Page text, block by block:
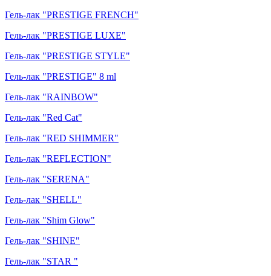
Гель-лак "PRESTIGE FRENCH"
Гель-лак "PRESTIGE LUXE"
Гель-лак "PRESTIGE STYLE"
Гель-лак "PRESTIGE" 8 ml
Гель-лак "RAINBOW"
Гель-лак "Red Cat"
Гель-лак "RED SHIMMER"
Гель-лак "REFLECTION"
Гель-лак "SERENA"
Гель-лак "SHELL"
Гель-лак "Shim Glow"
Гель-лак "SHINE"
Гель-лак "STAR "